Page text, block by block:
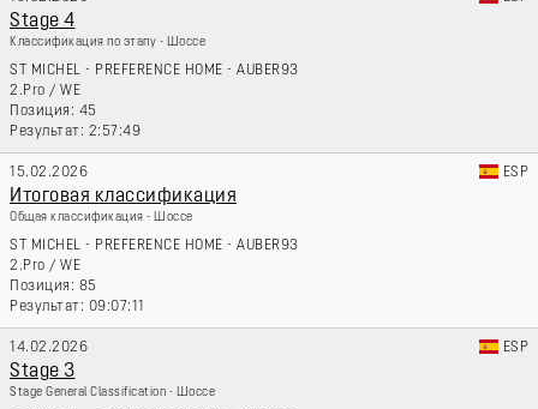
Stage 4
Классификация по этапу - Шоссе
ST MICHEL - PREFERENCE HOME - AUBER93
2.Pro / WE
45
2:57:49
15.02.2026 ESP
Итоговая классификация
Общая классификация - Шоссе
ST MICHEL - PREFERENCE HOME - AUBER93
2.Pro / WE
85
09:07:11
14.02.2026 ESP
Stage 3
Stage General Classification - Шоссе